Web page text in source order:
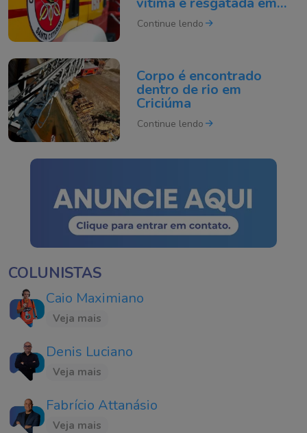
Florianópolis
Continue lendo
Corpo é encontrado
dentro de rio em
Criciúma
Continue lendo
COLUNISTAS
Caio Maximiano
Veja mais
Denis Luciano
Veja mais
Fabrício Attanásio
Veja mais